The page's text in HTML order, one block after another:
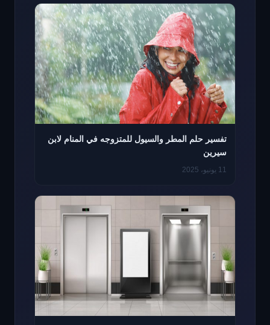
تفسير حلم المطر والسيول للمتزوجه في المنام لابن
سيرين
11 يونيو، 2025